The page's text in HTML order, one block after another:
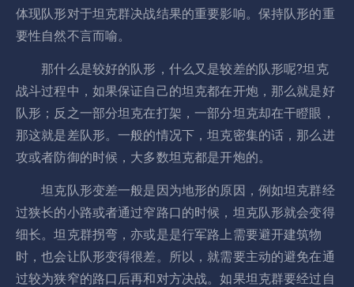
体现队形对于坦克群决战结果的重要影响。保持队形的重
要性自然不言而喻。
那什么是较好的队形，什么又是较差的队形呢?坦克
战斗过程中，如果保证自己的坦克都在开炮，那么就是好
队形；反之一部分坦克在打架，一部分坦克却在干瞪眼，
那这就是差队形。一般的情况下，坦克密集的话，那么进
攻或者防御的时候，大多数坦克都是开炮的。
坦克队形变差一般是因为地形的原因，例如坦克群经
过狭长的小路或者通过窄路口的时候，坦克队形就会变得
细长。坦克群拐弯，亦或是是行军路上需要避开建筑物
时，也会让队形变得很差。所以，就需要主动的避免在通
过较为狭窄的路口后再和对方决战。如果坦克群要经过自